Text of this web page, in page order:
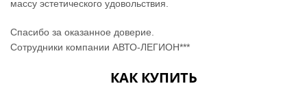
массу эстетического удовольствия.
Спасибо за оказанное доверие.
Сотрудники компании АВТО-ЛЕГИОН***
КАК КУПИТЬ